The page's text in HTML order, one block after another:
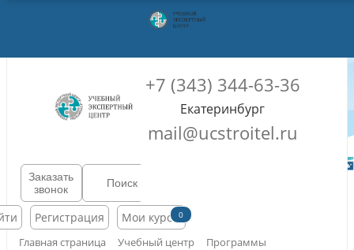
+7 (343) 344-63-36
Екатеринбург
mail@ucstroitel.ru
Заказать
звонок
Регистрация Мои курсы0
Главная страница Учебный центр
Программы